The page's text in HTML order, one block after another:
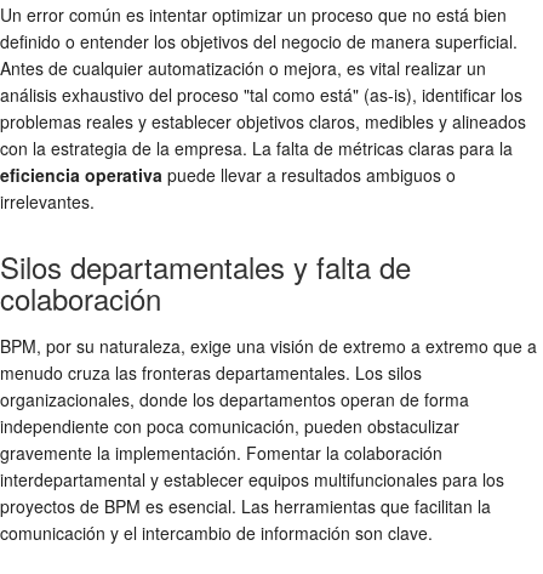
Un error común es intentar optimizar un proceso que no está bien
definido o entender los objetivos del negocio de manera superficial.
Antes de cualquier automatización o mejora, es vital realizar un
análisis exhaustivo del proceso "tal como está" (as-is), identificar los
problemas reales y establecer objetivos claros, medibles y alineados
con la estrategia de la empresa. La falta de métricas claras para la
eficiencia operativa puede llevar a resultados ambiguos o
irrelevantes.
Silos departamentales y falta de
colaboración
BPM, por su naturaleza, exige una visión de extremo a extremo que a
menudo cruza las fronteras departamentales. Los silos
organizacionales, donde los departamentos operan de forma
independiente con poca comunicación, pueden obstaculizar
gravemente la implementación. Fomentar la colaboración
interdepartamental y establecer equipos multifuncionales para los
proyectos de BPM es esencial. Las herramientas que facilitan la
comunicación y el intercambio de información son clave.